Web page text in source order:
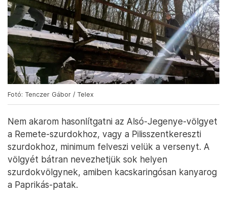
Fotó: Tenczer Gábor / Telex
Nem akarom hasonlítgatni az Alsó-Jegenye-völgyet
a Remete-szurdokhoz, vagy a Pilisszentkereszti
szurdokhoz, minimum felveszi velük a versenyt. A
völgyét bátran nevezhetjük sok helyen
szurdokvölgynek, amiben kacskaringósan kanyarog
a Paprikás-patak.